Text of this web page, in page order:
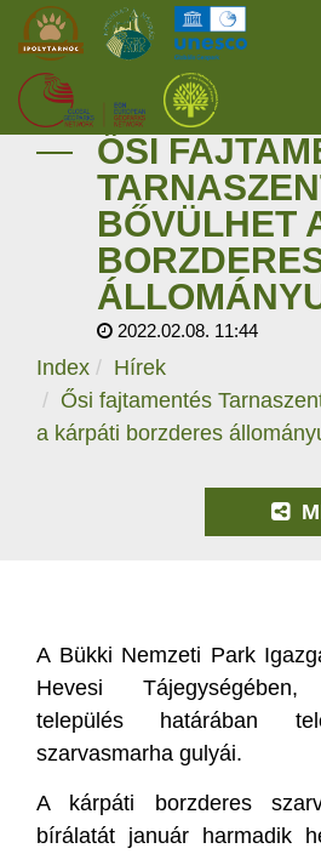
KEZDŐOLDAL
ŐSVILÁGI POMPEJI
SZOLGÁLTATÁSOK
HÍREK
ŐSI
BŐVÜLHET
2022.02.08. 11:44
Index
Hírek
Ősi fajtamentés
a kárpáti borzderes
A Bükki Nemzeti Park
Hevesi Tájegységében,
település határában
szarvasmarha gulyái.
A kárpáti borzderes
bírálatát január harmadik